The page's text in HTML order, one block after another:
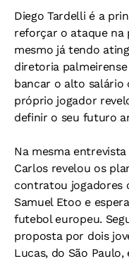
Diego Tardelli é a
reforçar o ataque na
mesmo já tendo
diretoria
bancar o alto salário
próprio jogador
definir o seu futuro
Na mesma
Carlos revelou os
contratou jogadores
Samuel Etoo e
futebol europeu.
proposta por dois
Lucas, do São Paulo,